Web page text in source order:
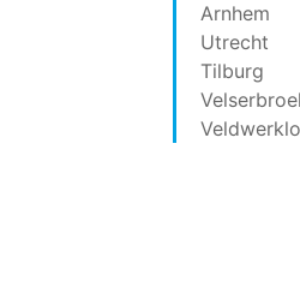
Arnhem
Utrecht
Tilburg